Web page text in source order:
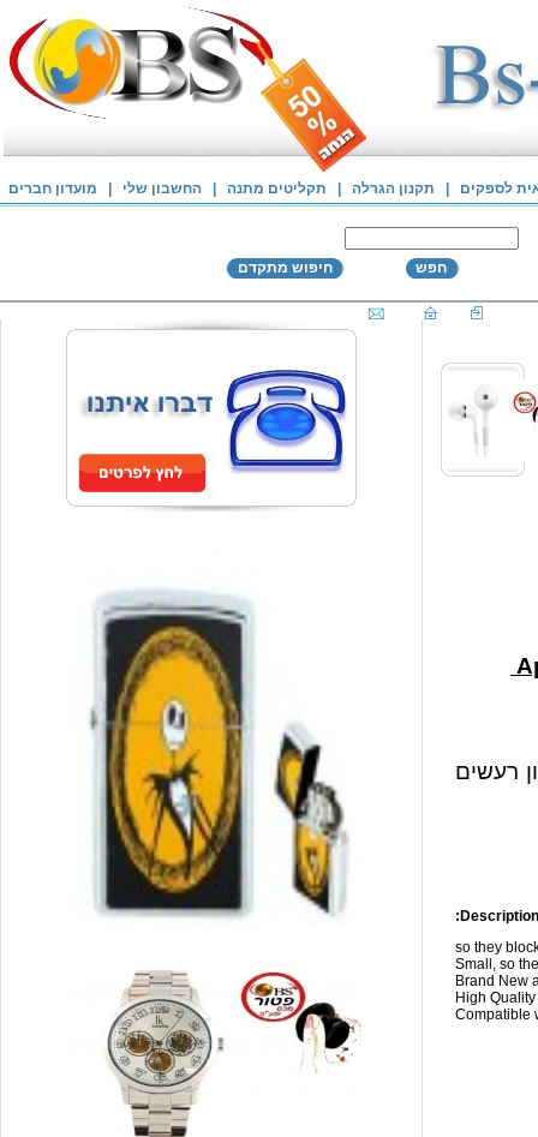
לספקים תקנון הגרלה תקליטים מתנה החשבון שלי מועדון חברים
חפש חיפוש מתקדם
רעשים
so they
Small, so
Brand New
High
Compatible